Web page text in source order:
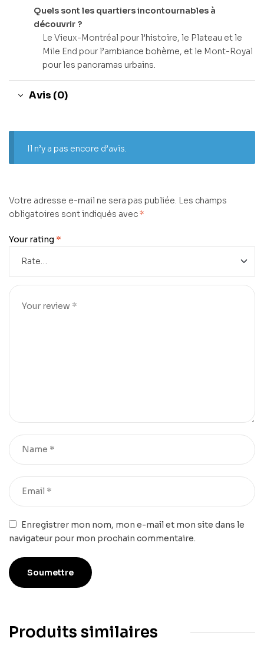
Quels sont les quartiers incontournables à
découvrir ?
Le Vieux-Montréal pour l’histoire, le Plateau et le
Mile End pour l’ambiance bohème, et le Mont-Royal
pour les panoramas urbains.
Avis (0)
Il n’y a pas encore d’avis.
Votre adresse e-mail ne sera pas publiée. Les champs
obligatoires sont indiqués avec*
Your rating *
Enregistrer mon nom, mon e-mail et mon site dans le
navigateur pour mon prochain commentaire.
Produits similaires